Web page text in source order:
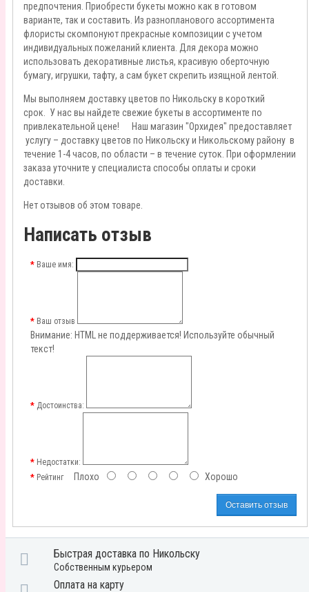
предпочтения. Приобрести букеты можно как в готовом
варианте, так и составить. Из разнопланового ассортимента
флористы скомпонуют прекрасные композиции с учетом
индивидуальных пожеланий клиента. Для декора можно
использовать декоративные листья, красивую оберточную
бумагу, игрушки, тафту, а сам букет скрепить изящной лентой.
Мы выполняем доставку цветов по Никольску в короткий
срок. У нас вы найдете свежие букеты в ассортименте по
привлекательной цене! Наш магазин "Орхидея" предоставляет
услугу – доставку цветов по Никольску и Никольскому району в
течение 1-4 часов, по области – в течение суток. При оформлении
заказа уточните у специалиста способы оплаты и сроки
доставки.
Нет отзывов об этом товаре.
Написать отзыв
Ваше имя:
Ваш отзыв
Внимание: HTML не поддерживается! Используйте обычный
текст!
Достоинства:
Недостатки:
РейтингПлохо Хорошо
Оставить отзыв
Быстрая доставка по Никольску
Собственным курьером
Оплата на карту